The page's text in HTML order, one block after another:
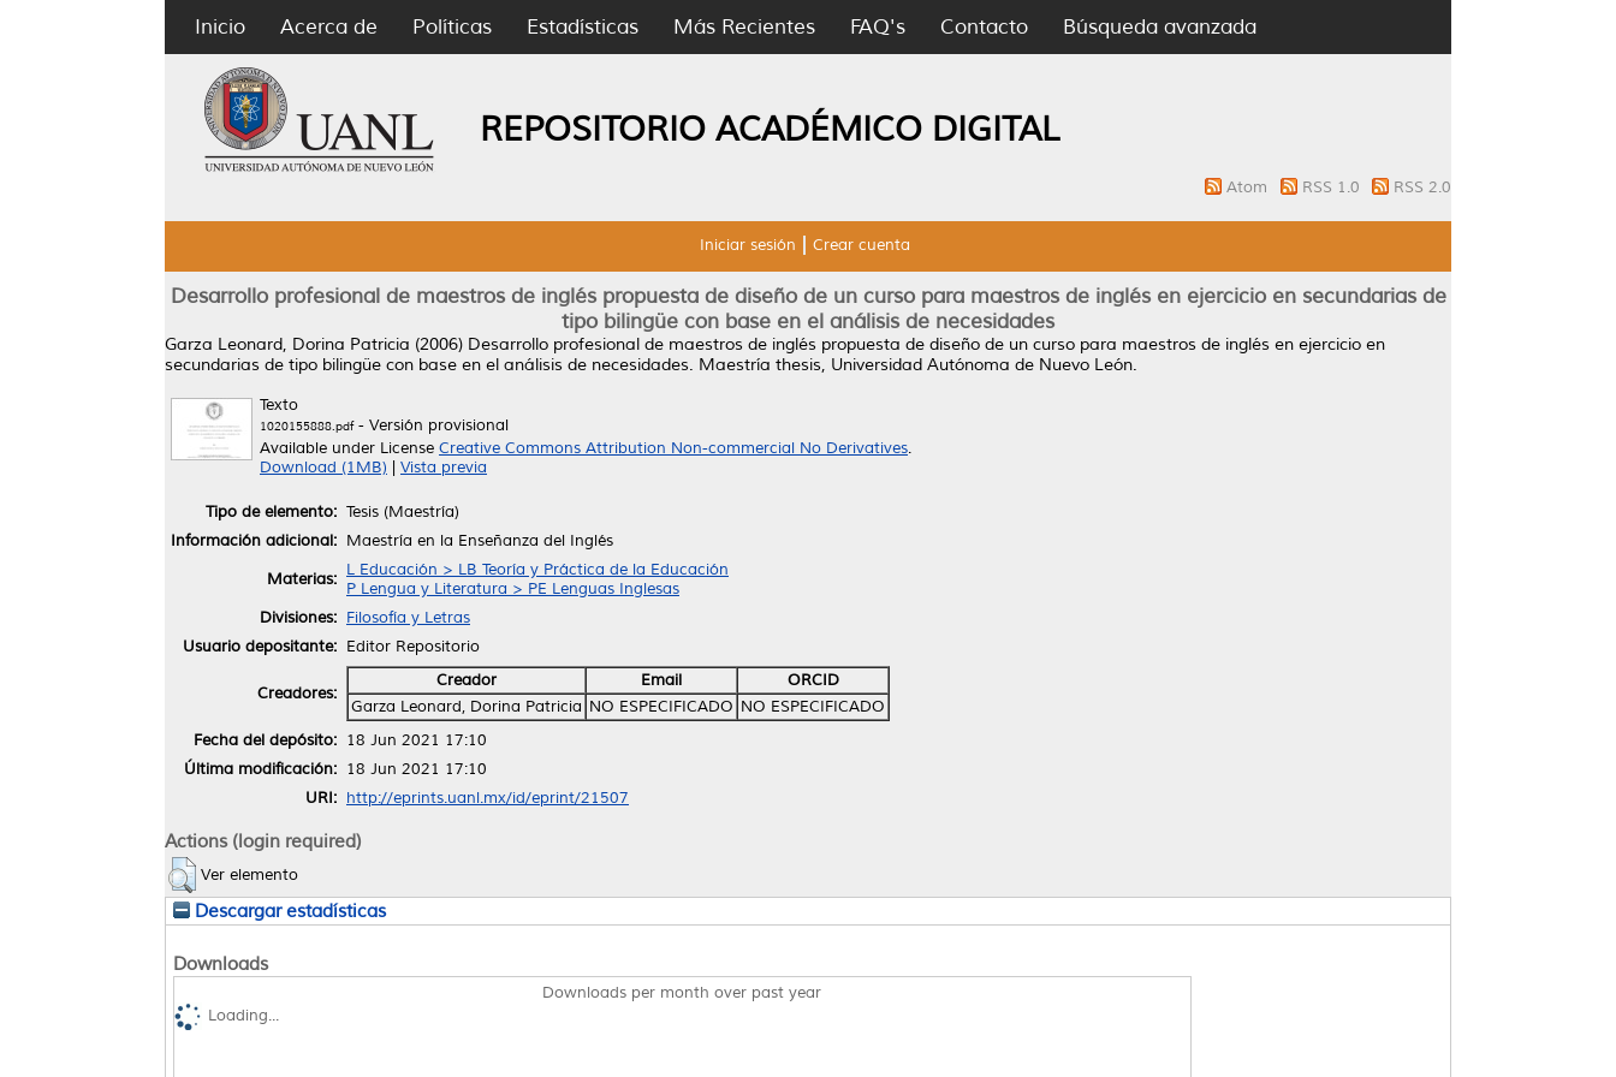
Inicio Acerca de Políticas Estadísticas Más Recientes FAQ's Contacto Búsqueda avanzada
REPOSITORIO ACADÉMICO DIGITAL
Atom RSS 1.0 RSS 2.0
Iniciar sesión Crear cuenta
Desarrollo profesional de maestros de inglés propuesta de diseño de un curso para maestros de inglés en ejercicio en secundarias de
tipo bilingüe con base en el análisis de necesidades
Garza Leonard, Dorina Patricia (2006) Desarrollo profesional de maestros de inglés propuesta de diseño de un curso para maestros de inglés en ejercicio en
secundarias de tipo bilingüe con base en el análisis de necesidades. Maestría thesis, Universidad Autónoma de Nuevo León.
Texto
1020155888.pdf- Versión provisional
Available under License Creative Commons Attribution Non-commercial No Derivatives.
Download (1MB)
Vista previa
Tipo de elemento: Tesis (Maestría)
Información adicional: Maestría en la Enseñanza del Inglés
Materias: L Educación > LB Teoría y Práctica de la Educación
P Lengua y Literatura > PE Lenguas Inglesas
Divisiones: Filosofía y Letras
Usuario depositante: Editor Repositorio
Creadores:
Creador Email
ORCID
Garza Leonard, Dorina Patricia NO ESPECIFICADO NO ESPECIFICADO
Fecha del depósito: 18 Jun 2021 17:10
Última modificación: 18 Jun 2021 17:10
URI: http://eprints.uanl.mx/id/eprint/21507
Actions (login required)
Ver elemento
Descargar estadísticas
Downloads
Downloads per month over past year
Loading...